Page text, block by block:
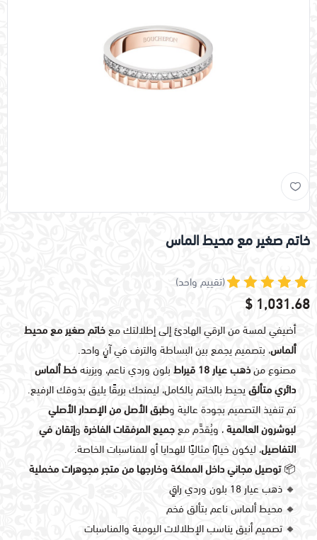
خاتم صغير مع محيط الماس
(تقييم واحد)
1,031.68 $
أضيفي لمسة من الرقي الهادئ إلى إطلالتك معخاتم صغير مع محيط
ألماس، بتصميم يجمع بين البساطة والترف في آنٍ واحد.
مصنوع منذهب عيار 18 قيراط بلون وردي ناعم، ويزينهخط ألماس
دائري متألق يحيط بالخاتم بالكامل، ليمنحك بريقًا يليق بذوقك الرفيع.
تم تنفيذ التصميم بجودة عالية وطبق الأصل من الإصدار الأصلي
لبوشرون العالمية، ويُقدَّم معجميع المرفقات الفاخرة وإتقان في
التفاصيل، ليكون خيارًا مثاليًا للهدايا أو للمناسبات الخاصة.
📦توصيل مجاني داخل المملكة وخارجها من متجر مجوهرات مخملية
🔸 ذهب عيار 18 بلون وردي راقٍ
🔸 محيط ألماس ناعم بتألق فخم
🔸 تصميم أنيق يناسب الإطلالات اليومية والمناسبات